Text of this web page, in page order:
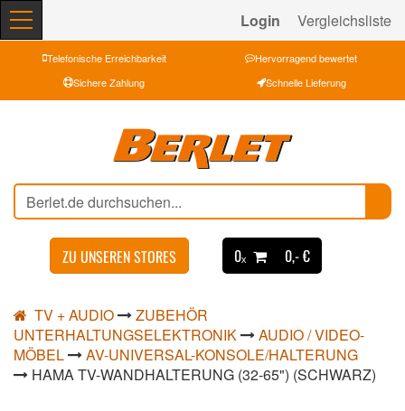
Login Vergleichsliste
Telefonische Erreichbarkeit
Hervorragend bewertet
Sichere Zahlung
Schnelle Lieferung
ZU UNSEREN STORES 0ₓ 0,- €
TV + AUDIO
ZUBEHÖR
UNTERHALTUNGSELEKTRONIK
AUDIO / VIDEO-
MÖBEL
AV-UNIVERSAL-KONSOLE/HALTERUNG
HAMA TV-WANDHALTERUNG (32-65") (SCHWARZ)